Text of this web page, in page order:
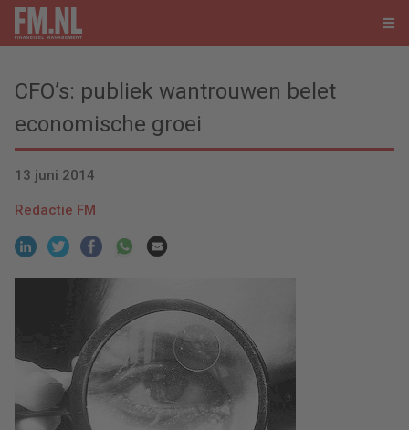
CFO’s: publiek wantrouwen belet
economische groei
13 juni 2014
Redactie FM